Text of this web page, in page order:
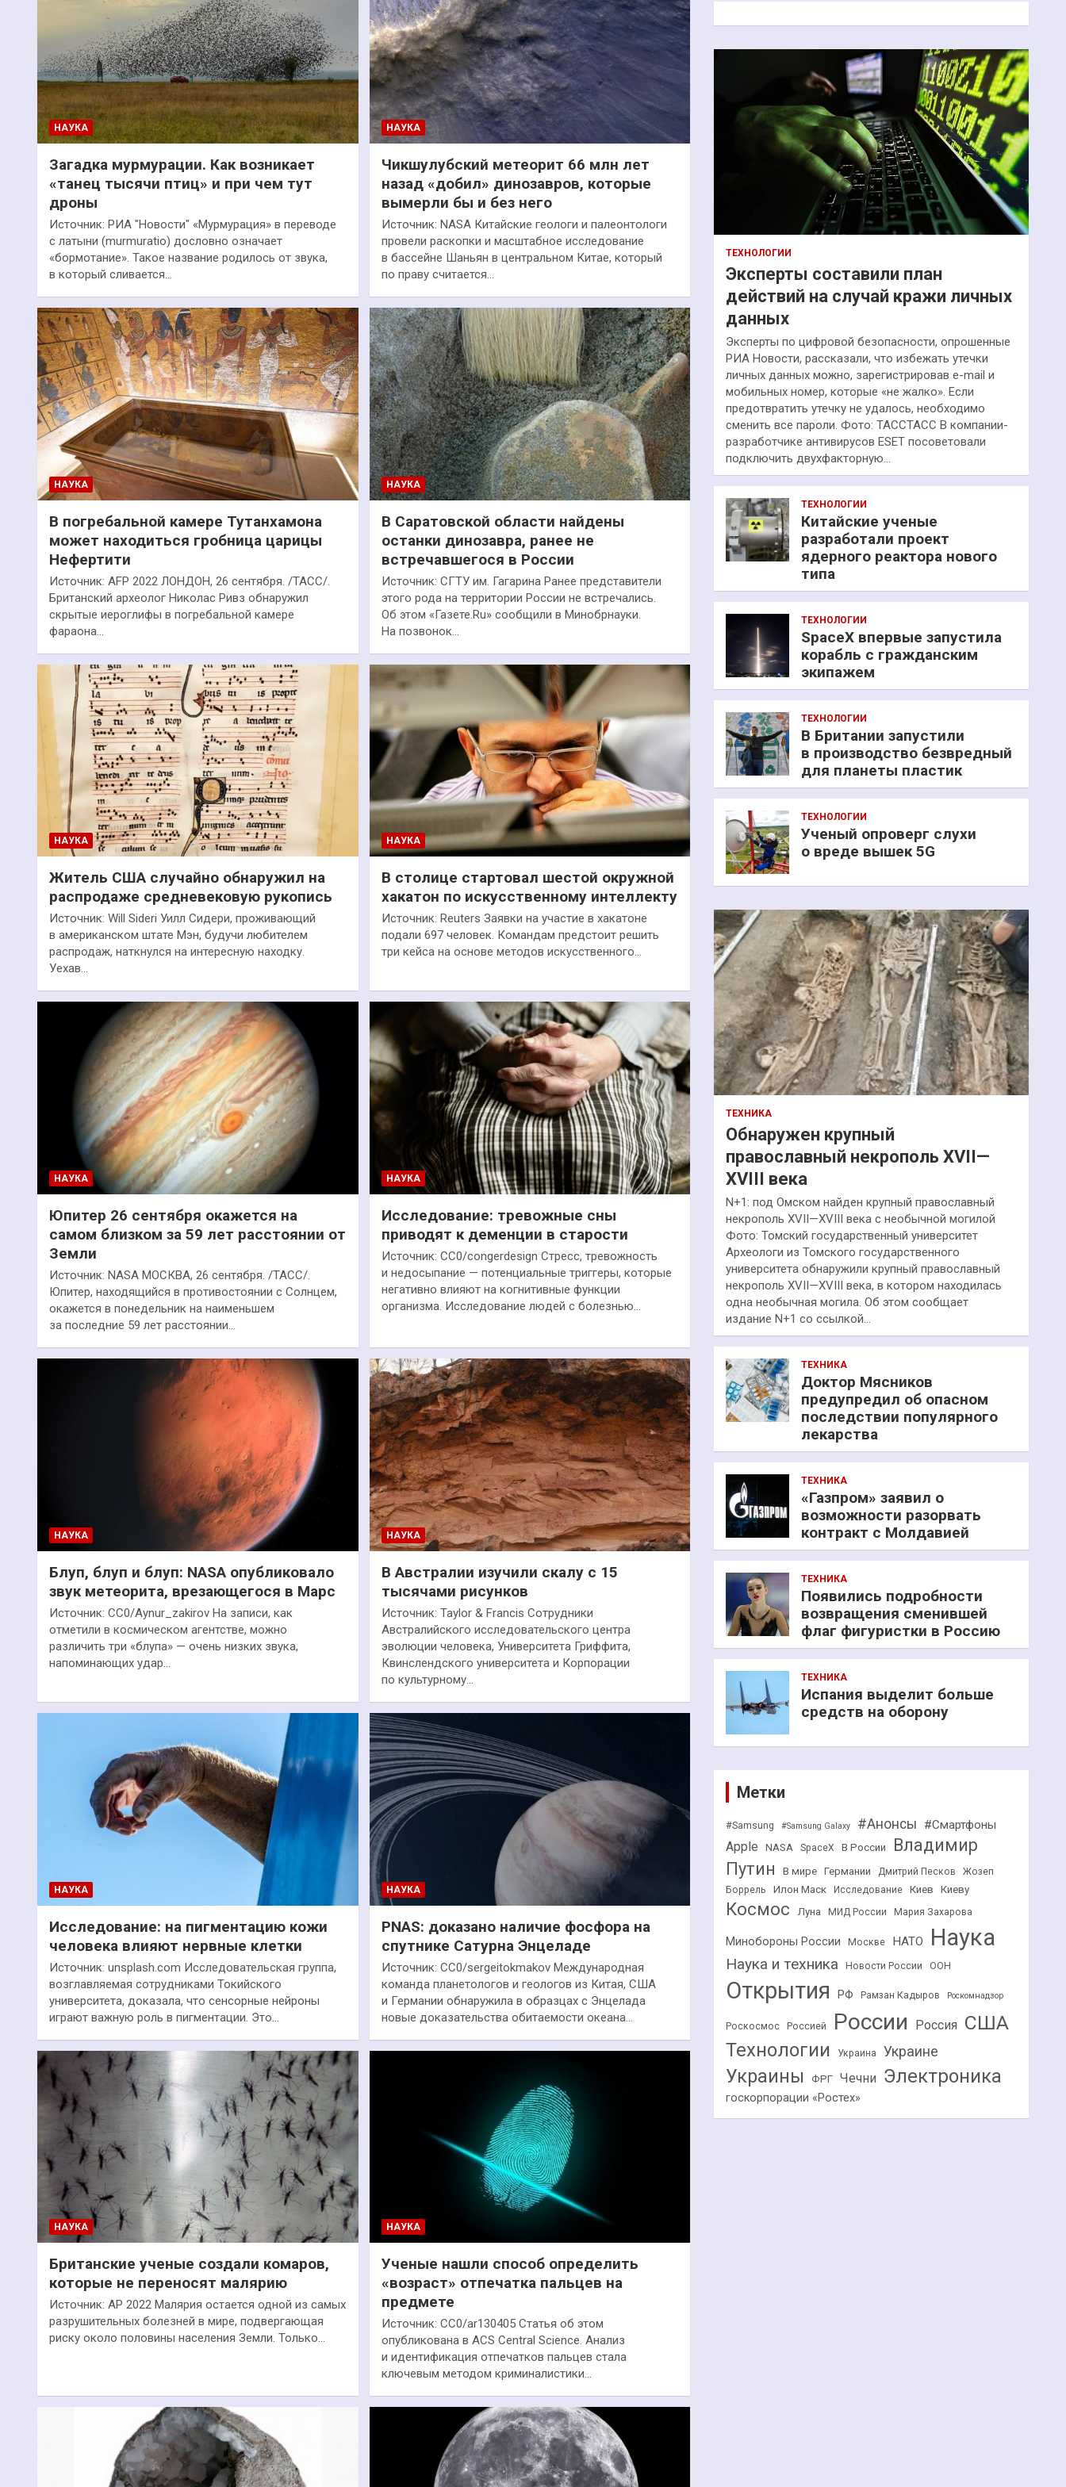
НАУКА
Загадка мурмурации. Как возникает
«танец тысячи птиц» и при чем тут
дроны
Источник: РИА "Новости" «Мурмурация» в переводе
с латыни (murmuratio) дословно означает
«бормотание». Такое название родилось от звука,
в который сливается…
НАУКА
Чикшулубский метеорит 66 млн лет
назад «добил» динозавров, которые
вымерли бы и без него
Источник: NASA Китайские геологи и палеонтологи
провели раскопки и масштабное исследование
в бассейне Шаньян в центральном Китае, который
по праву считается…
НАУКА
В погребальной камере Тутанхамона
может находиться гробница царицы
Нефертити
Источник: AFP 2022 ЛОНДОН, 26 сентября. /ТАСС/.
Британский археолог Николас Ривз обнаружил
скрытые иероглифы в погребальной камере
фараона…
НАУКА
В Саратовской области найдены
останки динозавра, ранее не
встречавшегося в России
Источник: СГТУ им. Гагарина Ранее представители
этого рода на территории России не встречались.
Об этом «Газете.Ru» сообщили в Минобрнауки.
На позвонок…
НАУКА
Житель США случайно обнаружил на
распродаже средневековую рукопись
Источник: Will Sideri Уилл Сидери, проживающий
в американском штате Мэн, будучи любителем
распродаж, наткнулся на интересную находку.
Уехав…
НАУКА
В столице стартовал шестой окружной
хакатон по искусственному интеллекту
Источник: Reuters Заявки на участие в хакатоне
подали 697 человек. Командам предстоит решить
три кейса на основе методов искусственного…
НАУКА
Юпитер 26 сентября окажется на
самом близком за 59 лет расстоянии от
Земли
Источник: NASA МОСКВА, 26 сентября. /ТАСС/.
Юпитер, находящийся в противостоянии с Солнцем,
окажется в понедельник на наименьшем
за последние 59 лет расстоянии…
НАУКА
Исследование: тревожные сны
приводят к деменции в старости
Источник: CC0/congerdesign Стресс, тревожность
и недосыпание — потенциальные триггеры, которые
негативно влияют на когнитивные функции
организма. Исследование людей с болезнью…
НАУКА
Блуп, блуп и блуп: NASA опубликовало
звук метеорита, врезающегося в Марс
Источник: CC0/Aynur_zakirov На записи, как
отметили в космическом агентстве, можно
различить три «блупа» — очень низких звука,
напоминающих удар…
НАУКА
В Австралии изучили скалу с 15
тысячами рисунков
Источник: Taylor & Francis Сотрудники
Австралийского исследовательского центра
эволюции человека, Университета Гриффита,
Квинслендского университета и Корпорации
по культурному…
НАУКА
Исследование: на пигментацию кожи
человека влияют нервные клетки
Источник: unsplash.com Исследовательская группа,
возглавляемая сотрудниками Токийского
университета, доказала, что сенсорные нейроны
играют важную роль в пигментации. Это…
НАУКА
PNAS: доказано наличие фосфора на
спутнике Сатурна Энцеладе
Источник: CC0/sergeitokmakov Международная
команда планетологов и геологов из Китая, США
и Германии обнаружила в образцах с Энцелада
новые доказательства обитаемости океана…
НАУКА
Британские ученые создали комаров,
которые не переносят малярию
Источник: AP 2022 Малярия остается одной из самых
разрушительных болезней в мире, подвергающая
риску около половины населения Земли. Только…
НАУКА
Ученые нашли способ определить
«возраст» отпечатка пальцев на
предмете
Источник: СС0/ar130405 Статья об этом
опубликована в ACS Central Science. Анализ
и идентификация отпечатков пальцев стала
ключевым методом криминалистики…
к
ТЕХНОЛОГИИ
Эксперты составили план
действий на случай кражи личных
данных
Эксперты по цифровой безопасности, опрошенные
РИА Новости, рассказали, что избежать утечки
личных данных можно, зарегистрировав e-mail и
мобильных номер, которые «не жалко». Если
предотвратить утечку не удалось, необходимо
сменить все пароли. Фото: ТАССТАСС В компании-
разработчике антивирусов ESET посоветовали
подключить двухфакторную…
ТЕХНОЛОГИИ
Китайские ученые
разработали проект
ядерного реактора нового
типа
ТЕХНОЛОГИИ
SpaceX впервые запустила
корабль с гражданским
экипажем
ТЕХНОЛОГИИ
В Британии запустили
в производство безвредный
для планеты пластик
ТЕХНОЛОГИИ
Ученый опроверг слухи
о вреде вышек 5G
ТЕХНИКА
Обнаружен крупный
православный некрополь XVII—
XVIII века
N+1: под Омском найден крупный православный
некрополь XVII—XVIII века с необычной могилой
Фото: Томский государственный университет
Археологи из Томского государственного
университета обнаружили крупный православный
некрополь XVII—XVIII века, в котором находилась
одна необычная могила. Об этом сообщает
издание N+1 со ссылкой…
ТЕХНИКА
Доктор Мясников
предупредил об опасном
последствии популярного
лекарства
ТЕХНИКА
«Газпром» заявил о
возможности разорвать
контракт с Молдавией
ТЕХНИКА
Появились подробности
возвращения сменившей
флаг фигуристки в Россию
ТЕХНИКА
Испания выделит больше
средств на оборону
Метки
#Samsung #Samsung Galaxy #Анонсы #Смартфоны
Apple NASA SpaceX В России
Владимир
Путин
В мире Германии Дмитрий Песков
Жозеп
Боррель
Илон Маск Исследование Киев Киеву
Космос Луна МИД России Мария Захарова
Минобороны России Москве НАТО Наука
Наука и техника Новости России ООН
Открытия РФ Рамзан Кадыров Роскомнадзор
Роскосмос Россией России Россия США
Технологии Украина Украине
Украины ФРГ Чечни Электроника
госкорпорации «Ростех»